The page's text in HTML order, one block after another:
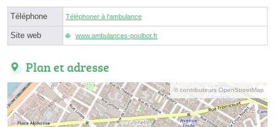
Téléphone Téléphoner à l'ambulance
Site web www.ambulances-poulbot.fr
Plan et adresse
© contributeurs OpenStreetMap